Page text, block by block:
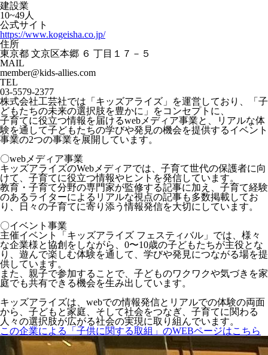
建設業
10~49人
公式サイト
https://www.kogeisha.co.jp/
住所
東京都 文京区本郷 ６ 丁目１７－５
MAIL
member@kids-allies.com
TEL
03-5579-2377
株式会社工芸社では「キッズアライズ」を運営しており、「子
どもたちの未来の選択肢を豊かに」をコンセプトに、
子育てに役立つ情報を届けるwebメディア事業と、リアルな体
験を通して子どもたちの学びや発見の機会を提供するイベント
事業の2つの事業を展開しています。
〇webメディア事業
キッズアライズのWebメディアでは、子育て世代の保護者に向
けて、子育てに役立つ情報やヒントを発信しています。
教育・子育て分野の専門家が監修する記事に加え、子育て経験
のあるライターによるリアルな視点の記事も多数掲載してお
り、日々の子育てに寄り添う情報発信を大切にしています。
〇イベント事業
主催イベント「キッズアライズ フェスティバル」では、様々
な企業様と協創をしながら、0〜10歳の子どもたちが主役とな
り、遊んで楽しむ体験を通して、学びや発見につながる場を提
供しています。
また、親子で参加することで、子どものワクワクや気づきを家
庭でも共有できる機会を生み出しています。
キッズアライズは、webでの情報発信とリアルでの体験の両面
から、子どもと家庭、そして社会をつなぎ、子育てに関わる
人々の選択肢が広がる社会の実現に取り組んでいます。
この企業による「子供に関する取組」のWEBページはこちら